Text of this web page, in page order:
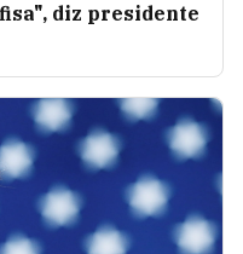
diz presidente